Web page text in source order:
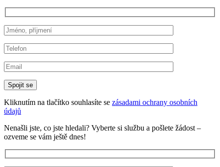
Kliknutím na tlačítko souhlasíte se zásadami ochrany osobních
údajů
Nenašli jste, co jste hledali? Vyberte si službu a pošlete žádost –
ozveme se vám ještě dnes!